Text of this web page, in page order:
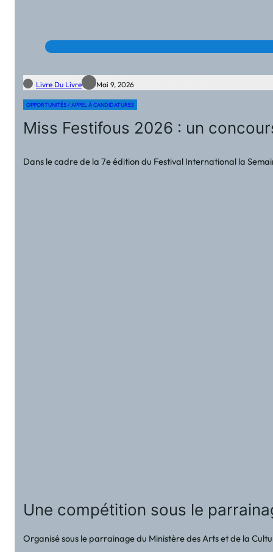
Livre Du Livre Mai 9, 2026
OPPORTUNITÉS / APPEL À CANDIDATURES
Miss Festifous 2026 : un
Dans le cadre de la 7e édition du Festival International la
Une compétition sous le
Organisé sous le parrainage du Ministère des Arts et de la